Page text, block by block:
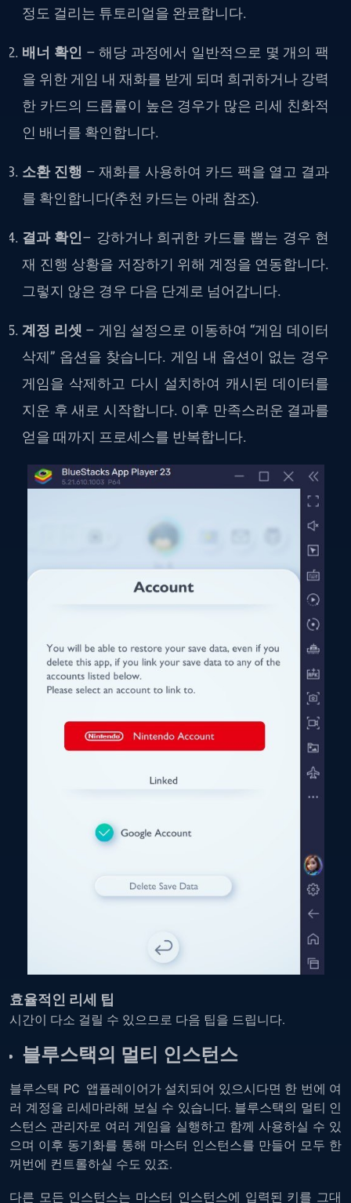
정도 걸리는 튜토리얼을 완료합니다.
배너 확인 – 해당 과정에서 일반적으로 몇 개의 팩
을 위한 게임 내 재화를 받게 되며 희귀하거나 강력
한 카드의 드롭률이 높은 경우가 많은 리세 친화적
인 배너를 확인합니다.
소환 진행 – 재화를 사용하여 카드 팩을 열고 결과
를 확인합니다(추천 카드는 아래 참조).
결과 확인– 강하거나 희귀한 카드를 뽑는 경우 현
재 진행 상황을 저장하기 위해 계정을 연동합니다.
그렇지 않은 경우 다음 단계로 넘어갑니다.
계정 리셋 – 게임 설정으로 이동하여 “게임 데이터
삭제” 옵션을 찾습니다. 게임 내 옵션이 없는 경우
게임을 삭제하고 다시 설치하여 캐시된 데이터를
지운 후 새로 시작합니다. 이후 만족스러운 결과를
얻을 때까지 프로세스를 반복합니다.
효율적인 리세 팁
시간이 다소 걸릴 수 있으므로 다음 팁을 드립니다.
블루스택의 멀티 인스턴스
블루스택 PC 앱플레이어가 설치되어 있으시다면 한 번에 여
러 계정을 리세마라해 보실 수 있습니다. 블루스택의 멀티 인
스턴스 관리자로 여러 게임을 실행하고 함께 사용하실 수 있
으며 이후 동기화를 통해 마스터 인스턴스를 만들어 모두 한
꺼번에 컨트롤하실 수도 있죠.
다른 모든 인스턴스는 마스터 인스턴스에 입력된 키를 그대